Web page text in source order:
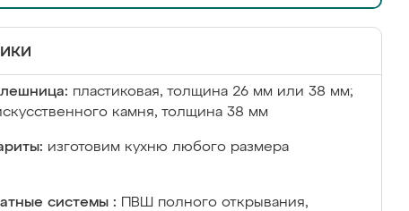
пластиковая, толщина 26 мм или 38 мм;
камня, толщина 38 мм
изготовим кухню любого размера
системы :
ПВШ полного открывания,